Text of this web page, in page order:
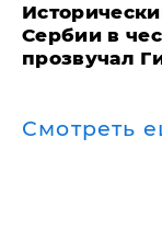
Сербии в
прозвучал
Смотреть